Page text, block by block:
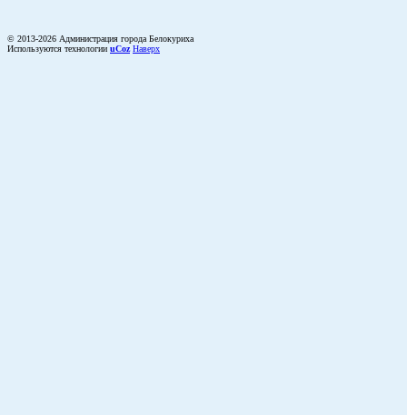
© 2013-2026 Администрация города Белокуриха
Используются технологии uCoz Наверх